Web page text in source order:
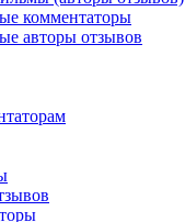
комментаторы
авторы отзывов